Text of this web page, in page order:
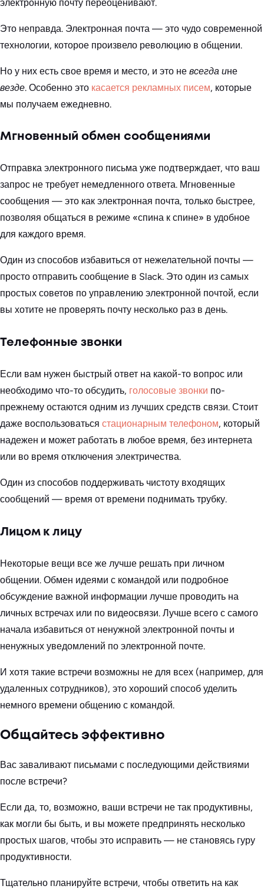
электронную почту переоценивают.
Это неправда. Электронная почта — это чудо современной
технологии, которое произвело революцию в общении.
Но у них есть свое время и место, и это не всегда ине
везде. Особенно это касается рекламных писем, которые
мы получаем ежедневно.
Мгновенный обмен сообщениями
Отправка электронного письма уже подтверждает, что ваш
запрос не требует немедленного ответа. Мгновенные
сообщения — это как электронная почта, только быстрее,
позволяя общаться в режиме «спина к спине» в удобное
для каждого время.
Один из способов избавиться от нежелательной почты —
просто отправить сообщение в Slack. Это один из самых
простых советов по управлению электронной почтой, если
вы хотите не проверять почту несколько раз в день.
Телефонные звонки
Если вам нужен быстрый ответ на какой-то вопрос или
необходимо что-то обсудить, голосовые звонки по-
прежнему остаются одним из лучших средств связи. Стоит
даже воспользоваться стационарным телефоном, который
надежен и может работать в любое время, без интернета
или во время отключения электричества.
Один из способов поддерживать чистоту входящих
сообщений — время от времени поднимать трубку.
Лицом к лицу
Некоторые вещи все же лучше решать при личном
общении. Обмен идеями с командой или подробное
обсуждение важной информации лучше проводить на
личных встречах или по видеосвязи. Лучше всего с самого
начала избавиться от ненужной электронной почты и
ненужных уведомлений по электронной почте.
И хотя такие встречи возможны не для всех (например, для
удаленных сотрудников), это хороший способ уделить
немного времени общению с командой.
Общайтесь эффективно
Вас заваливают письмами с последующими действиями
после встречи?
Если да, то, возможно, ваши встречи не так продуктивны,
как могли бы быть, и вы можете предпринять несколько
простых шагов, чтобы это исправить — не становясь гуру
продуктивности.
Тщательно планируйте встречи, чтобы ответить на как